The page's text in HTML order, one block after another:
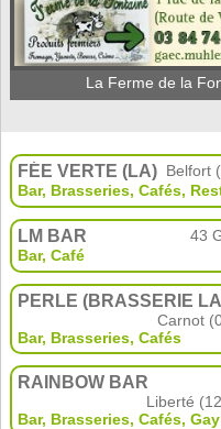
La Ferme de la
FÉE VERTE (LA) Belfort
Bar, Brasseries, Cafés,
LM BAR 43
Bar, Café
PERLE (BRASSERIE
Carnot
Bar, Brasseries, Cafés
RAINBOW BAR
Liberté
Bar, Brasseries, Cafés,